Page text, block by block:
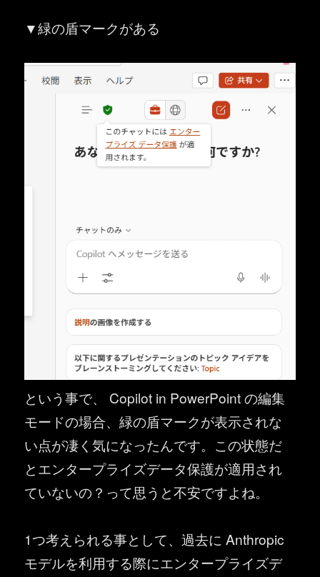
▼緑の盾マークがある
という事で、 Copilot in PowerPoint の編集
モードの場合、緑の盾マークが表示されな
い点が凄く気になったんです。この状態だ
とエンタープライズデータ保護が適用され
ていないの？って思うと不安ですよね。
1つ考えられる事として、過去に Anthropic
モデルを利用する際にエンタープライズデ